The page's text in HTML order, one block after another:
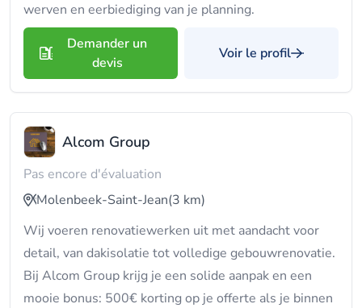
werven en eerbiediging van je planning.
Demander un
devis
Voir le profil
Alcom Group
Pas encore d'évaluation
Molenbeek-Saint-Jean(3 km)
Wij voeren renovatiewerken uit met aandacht voor
detail, van dakisolatie tot volledige gebouwrenovatie.
Bij Alcom Group krijg je een solide aanpak en een
mooie bonus: 500€ korting op je offerte als je binnen